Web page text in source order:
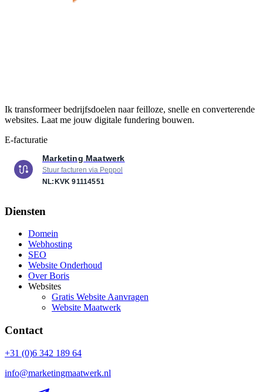
Ik transformeer bedrijfsdoelen naar feilloze, snelle en converterende
websites. Laat me jouw digitale fundering bouwen.
E-facturatie
Marketing Maatwerk
Stuur facturen via Peppol
NL:KVK 91114551
Diensten
Domein
Webhosting
SEO
Website Onderhoud
Over Boris
Websites
Gratis Website Aanvragen
Website Maatwerk
Contact
+31 (0)6 342 189 64
info@marketingmaatwerk.nl